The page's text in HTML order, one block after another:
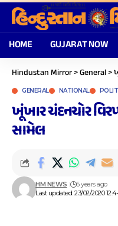
HOME GUJARAT NOW
Hindustan Mirror>General>
GENERAL NATIONAL
ખૂંખાર ચંદનચોર
સામેલ
Last updated: 23/02/2020
HM NEWS 6 years ago